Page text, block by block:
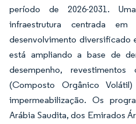
período de 2026-2031.
infraestrutura centrada
desenvolvimento diversificado
está ampliando a base de
desempenho,
(Composto Orgânico
impermeabilização. Os
Arábia Saudita, dos Emirados